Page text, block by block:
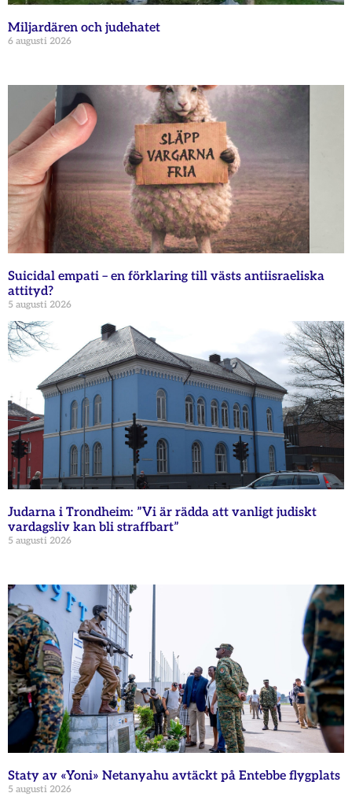
Miljardären och judehatet
6 augusti 2026
Suicidal empati – en förklaring till västs antiisraeliska
attityd?
5 augusti 2026
Judarna i Trondheim: ”Vi är rädda att vanligt judiskt
vardagsliv kan bli straffbart”
5 augusti 2026
Staty av «Yoni» Netanyahu avtäckt på Entebbe flygplats
5 augusti 2026